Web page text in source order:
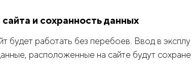
и сохранность данных
будет работать без перебоев. Ввод в
расположенные на сайте будут